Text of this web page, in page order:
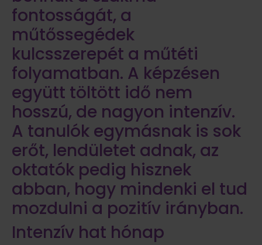
fontosságát, a
műtőssegédek
kulcsszerepét a műtéti
folyamatban. A képzésen
együtt töltött idő nem
hosszú, de nagyon intenzív.
A tanulók egymásnak is sok
erőt, lendületet adnak, az
oktatók pedig hisznek
abban, hogy mindenki el tud
mozdulni a pozitív irányban.
Intenzív hat hónap